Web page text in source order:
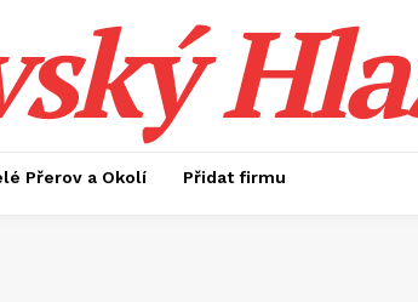
Přerov a Okolí Přidat firmu